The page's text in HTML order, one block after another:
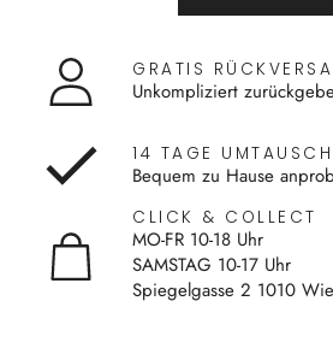
GRATIS
Unkompliziert
14 TAGE
Bequem zu Hause
CLICK & COLLECT
MO-FR 10-18 Uhr
SAMSTAG 10-17 Uhr
Spiegelgasse 2 1010